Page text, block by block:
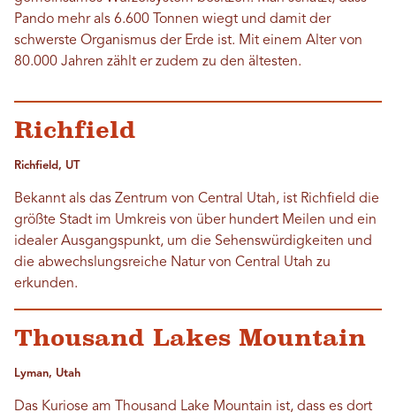
Pando mehr als 6.600 Tonnen wiegt und damit der
schwerste Organismus der Erde ist. Mit einem Alter von
80.000 Jahren zählt er zudem zu den ältesten.
Richfield
Richfield, UT
Bekannt als das Zentrum von Central Utah, ist Richfield die
größte Stadt im Umkreis von über hundert Meilen und ein
idealer Ausgangspunkt, um die Sehenswürdigkeiten und
die abwechslungsreiche Natur von Central Utah zu
erkunden.
Thousand Lakes Mountain
Lyman, Utah
Das Kuriose am Thousand Lake Mountain ist, dass es dort